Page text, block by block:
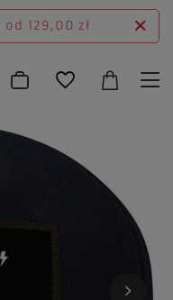
od 129,00 zł